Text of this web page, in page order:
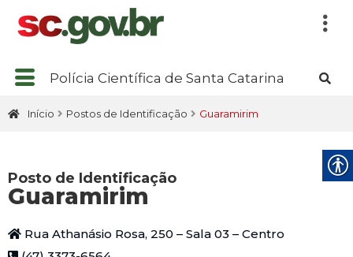
Polícia Científica de Santa Catarina
Início Postos de Identificação Guaramirim
Posto de Identificação
Guaramirim
Rua Athanásio Rosa, 250 – Sala 03 – Centro